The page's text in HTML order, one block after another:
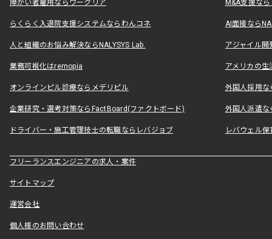
障がい者雇用ならワークリア M&A支援な
らくらく入退院支援システムならわんコネ AI面接なら
人と組織のお悩み解決ならNALYSYS Lab. アジャイル
業務可視化はremopia アメリカの
オンラインピル診療ならメデリピル 外国人採用
企業研究・選考対策ならFactBoard(ファクトボード) 外国人派遣な
ドライバー・施工管理技士の転職ならレバジョブ レバウェル
フリーランスエンジニアの求人・案件
サイトマップ
運営会社
個人様のお問い合わせ